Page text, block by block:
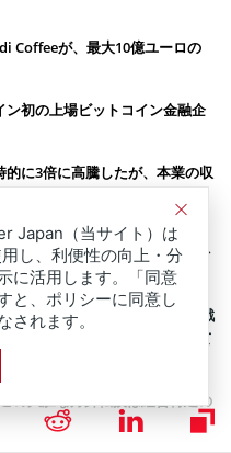
Coffeeが、最大10億ユーロの
初の上場ビットコイン金融企
に3倍に高騰したが、本業の収
するVanadi Coffee SAは29
ットコイン（BTC）購入戦略を
ラテジーやメタプラネットの戦
コイン企業への転換を目指して
の大胆な方針転換は経営再建の
Japan（当サイト）は
し、利便性の向上・分
に活用します。「同意
と、ポリシーに同意し
されます。